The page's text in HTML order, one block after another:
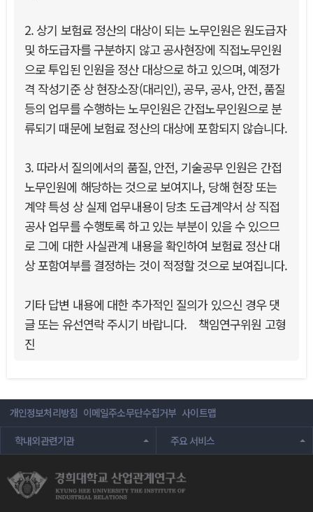
2. 상기 보험료 정산의 대상이 되는 노무인원은 원도급자
및 하도급자를 구분하지 않고 공사현장에 직접노무인원
으로 투입된 인원을 정산 대상으로 하고 있으며, 예정가
격 작성기준 상 현장소장(대리인), 공무, 공사, 안전, 품질
등의 업무를 수행하는 노무인원은 간접노무인원으로 분
류되기 때문에 보험료 정산의 대상에 포함되지 않습니다.
3. 따라서 질의에서의 품질, 안전, 기술공무 인원은 간접
노무인원에 해당하는 것으로 보여지나, 당해 현장 또는
계약 특성 상 실제 업무내용이 당초 도급계약서 상 직접
공사 업무를 수행토록 하고 있는 부분이 있을 수 있으므
로 그에 대한 사실관계 내용을 확인하여 보험료 정산 대
상 포함여부를 결정하는 것이 적정할 것으로 보여집니다.
기타 답변 내용에 대한 추가적인 질의가 있으신 경우 댓
글 또는 유선연락 주시기 바랍니다. 책임연구위원 고형
진
개인정보처리방침 이메일주소무단수집거부 사이트맵
학내외관련기관
주요 서비스